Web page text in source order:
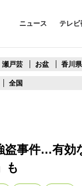
ニュース テレビ
瀬戸芸 お盆 香川
全国
盗事件…有
も